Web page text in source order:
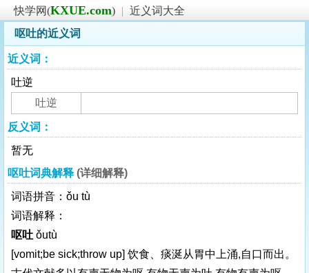
快学网(KXUE.com) | 近义词大全
呕吐的近义词
近义词：
吐逆
吐逆
反义词：
暂无
呕吐词典解释 (详细解释)
词语拼音：ǒu tù
词语解释：
呕吐 ǒutù
[vomit;be sick;throw up] 饮食、痰涎从胃中上涌,自口而出。